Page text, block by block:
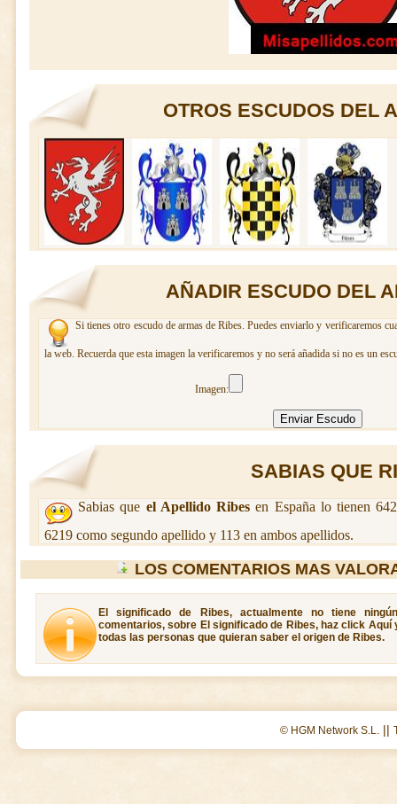
OTROS ESCUDOS DEL
AÑADIR ESCUDO DEL
Si tienes otro escudo de armas de Ribes. Puedes enviarlo y verificaremos
la web. Recuerda que esta imagen la verificaremos y no será añadida si no es un
Imagen:
SABIAS QUE
Sabias que el Apellido Ribes en España lo tienen
6219 como segundo apellido y 113 en ambos apellidos.
LOS COMENTARIOS MAS
El significado de Ribes, actualmente no tiene
comentarios, sobre El significado de Ribes, haz click
todas las personas que quieran saber el origen de Ribes.
© HGM Network S.L. ||